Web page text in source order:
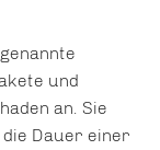
und
an. Sie
Dauer einer